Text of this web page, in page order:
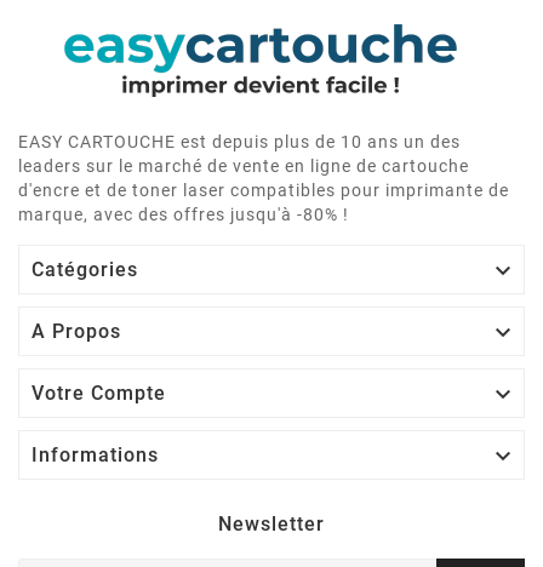
EASY CARTOUCHE est depuis plus de 10 ans un des
leaders sur le marché de vente en ligne de cartouche
d'encre et de toner laser compatibles pour imprimante de
marque, avec des offres jusqu'à -80% !
Catégories 
A Propos 
Votre Compte 
Informations 
Newsletter